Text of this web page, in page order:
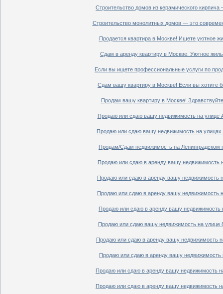
Строительство домов из керамического
Строительство монолитных домов — это
Продается квартира в Москве! Ищете уютное
Сдам в аренду квартиру в Москве. Уютное
Если вы ищете профессиональные услуги по
Сдам вашу квартиру в Москве! Если вы хотите
Продам вашу квартиру в Москве!
Продаю или сдаю вашу недвижимость на улице
Продаю или сдаю вашу недвижимость на
Продам/Сдам недвижимость на Ленинградском
Продаю или сдаю в аренду вашу недвижимость
Продаю или сдаю в аренду вашу недвижимость
Продаю или сдаю в аренду вашу недвижимость
Продаю или сдаю в аренду вашу недвижимость
Продаю или сдаю вашу недвижимость на улице
Продаю или сдаю в аренду вашу недвижимость
Продаю или сдаю в аренду вашу недвижимость
Продаю или сдаю в аренду вашу недвижимость
Продаю или сдаю в аренду вашу недвижимость